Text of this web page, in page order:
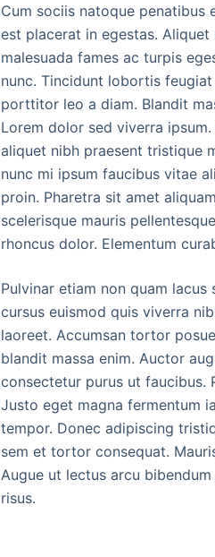
Cum sociis natoque penatibus
est placerat in egestas.
malesuada fames ac turpis
nunc. Tincidunt lobortis
porttitor leo a diam. Blandit
Lorem dolor sed viverra
aliquet nibh praesent tristique
nunc mi ipsum faucibus vitae
proin. Pharetra sit amet
scelerisque mauris
rhoncus dolor. Elementum
Pulvinar etiam non quam
cursus euismod quis viverra
laoreet. Accumsan tortor
blandit massa enim. Auctor
consectetur purus ut faucibus.
Justo eget magna fermentum
tempor. Donec adipiscing
sem et tortor consequat.
Augue ut lectus arcu
risus.